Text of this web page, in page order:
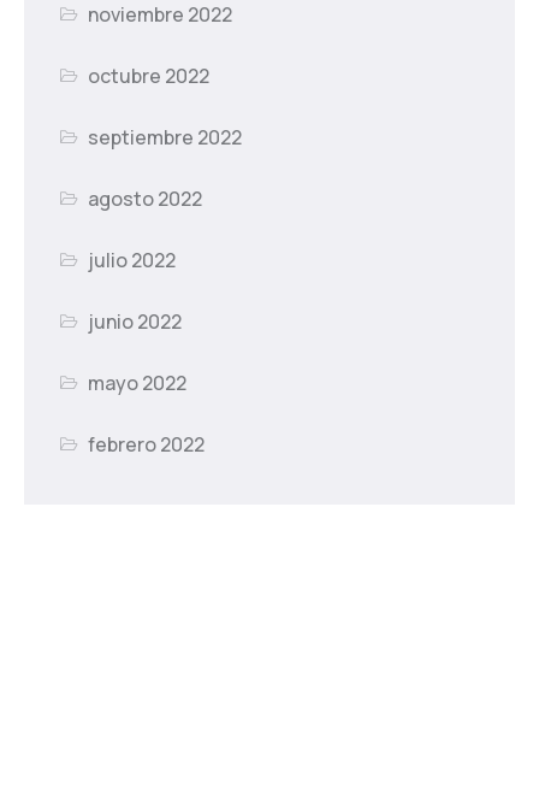
noviembre 2022
octubre 2022
septiembre 2022
agosto 2022
julio 2022
junio 2022
mayo 2022
febrero 2022